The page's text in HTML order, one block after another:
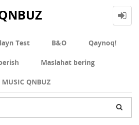
Test В&О Qaynoq!
Maslahat bering
MUSIC QNBUZ